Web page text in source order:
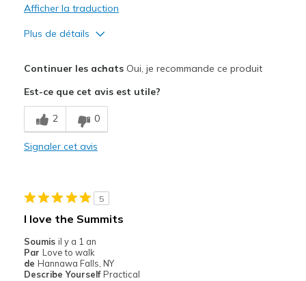
Afficher la traduction
Plus de détails
Comfortable
Les meilleures utilisations
Casual Wear
Sizing
Feels true to size
View On Shoes
Shoes are for Wearing
Continuer les achatsOui, je recommande ce produit
Est-ce que cet avis est utile?
2 0
Signaler cet avis
5
I love the Summits
Soumis il y a 1 an
Par Love to walk
de Hannawa Falls, NY
Describe Yourself Practical